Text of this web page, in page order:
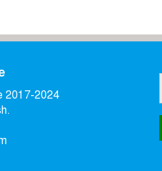
2017-2024